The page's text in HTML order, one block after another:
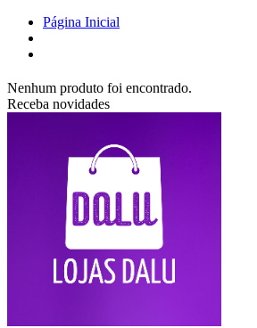
Página Inicial
Nenhum produto foi encontrado.
Receba novidades